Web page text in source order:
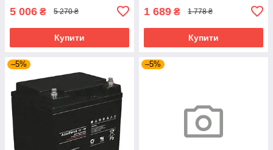
5 006 ₴ 5 270 ₴
Купити
1 689 ₴ 1 778 ₴
Купити
–5% –5%